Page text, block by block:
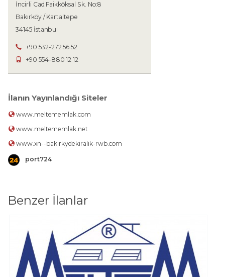
İncirli Cad.Faikköksal Sk. No:8
Bakırköy / Kartaltepe
34145 İstanbul
+90 532-272 56 52
+90 554-880 12 12
İlanın Yayınlandığı Siteler
www.meltememlak.com
www.meltememlak.net
www.xn--bakirkydekiralik-rwb.com
port724
Benzer İlanlar